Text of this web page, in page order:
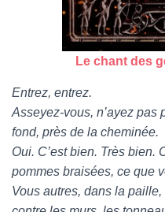
Le chant des
Entrez, entrez.
Asseyez-vous, n’ayez pas
fond, près de la cheminée.
Oui. C’est bien. Très bien.
pommes braisées, ce que
Vous autres, dans la